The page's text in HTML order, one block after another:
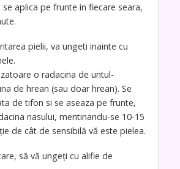
aplica pe frunte in fiecare seara,
pielii, va ungeti inainte cu
o radacina de untul-
de hrean (sau doar hrean). Se
de tifon si se aseaza pe frunte,
nasului, mentinandu-se 10-15
de cât de sensibilă vă este pielea.
să vă ungeţi cu alifie de